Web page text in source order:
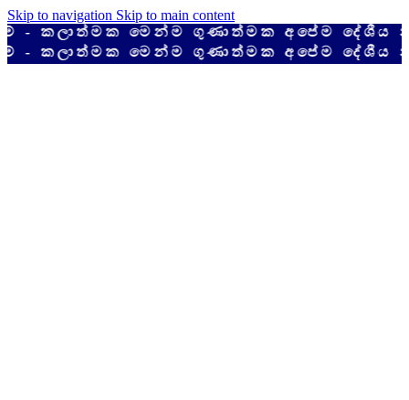
Skip to navigation Skip to main content
මෙන්ම ගුණාත්මක අපේම දේශීය
මෙන්ම ගුණාත්මක අපේම දේශීය